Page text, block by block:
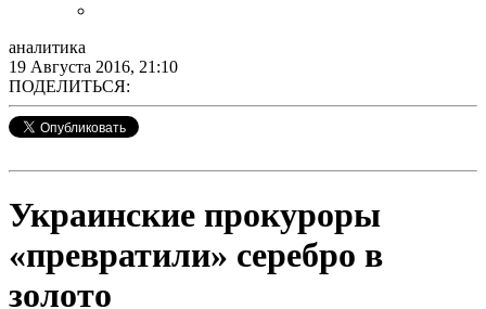
аналитика
19 Августа 2016, 21:10
ПОДЕЛИТЬСЯ:
Украинские прокуроры
«превратили» серебро в
золото